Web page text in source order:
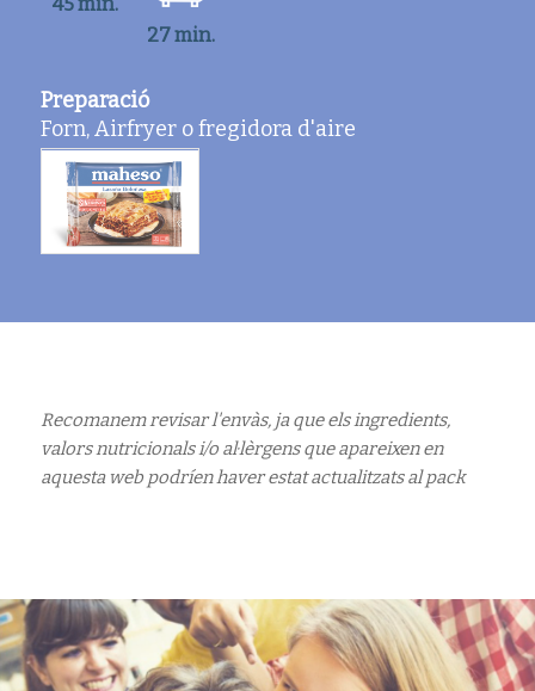
27 min.
Preparació
Forn, Airfryer o fregidora d'aire
Recomanem revisar l'envàs, ja que els ingredients,
valors nutricionals i/o al·lèrgens que apareixen en
aquesta web podríen haver estat actualitzats al pack